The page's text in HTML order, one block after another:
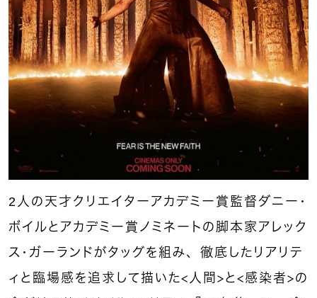
2人の天才クリエイターアカデミー賞監督ダニー・
ボイルとアカデミー賞ノミネートの脚本家アレック
ス・ガーランドがタッグを組み、徹底したリアリテ
ィと臨場感を追求して描いた＜人間＞と＜感染者＞の